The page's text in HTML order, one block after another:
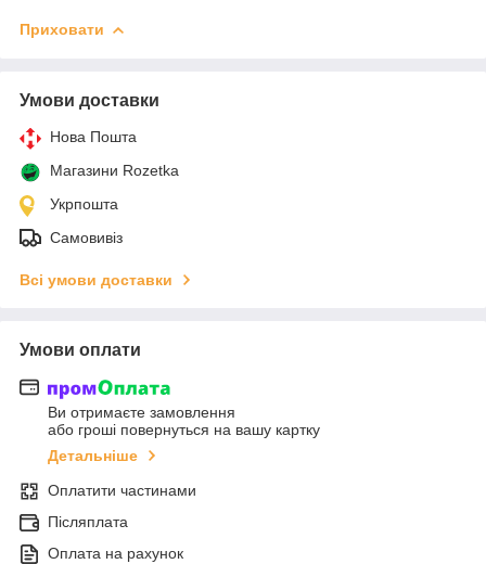
Приховати
Умови доставки
Нова Пошта
Магазини Rozetka
Укрпошта
Самовивіз
Всі умови доставки
Умови оплати
Ви отримаєте замовлення
або гроші повернуться на вашу картку
Детальніше
Оплатити частинами
Післяплата
Оплата на рахунок